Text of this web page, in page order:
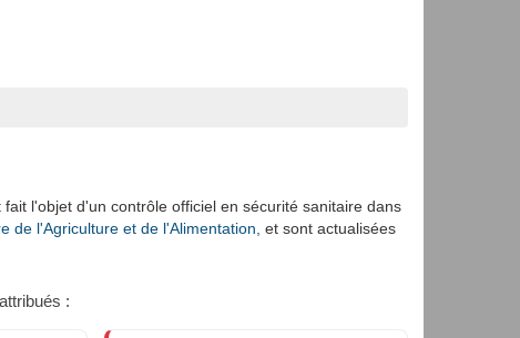
l'objet d'un contrôle officiel en sécurité sanitaire dans
de l'Agriculture et de l'Alimentation, et sont actualisées
: